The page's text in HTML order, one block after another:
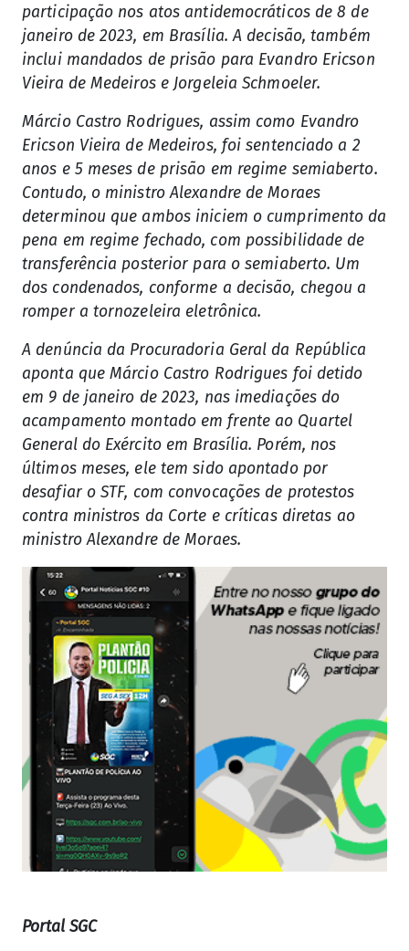
participação nos atos antidemocráticos de 8 de
janeiro de 2023, em Brasília. A decisão, também
inclui mandados de prisão para Evandro Ericson
Vieira de Medeiros e Jorgeleia Schmoeler.
Márcio Castro Rodrigues, assim como Evandro
Ericson Vieira de Medeiros, foi sentenciado a 2
anos e 5 meses de prisão em regime semiaberto.
Contudo, o ministro Alexandre de Moraes
determinou que ambos iniciem o cumprimento da
pena em regime fechado, com possibilidade de
transferência posterior para o semiaberto. Um
dos condenados, conforme a decisão, chegou a
romper a tornozeleira eletrônica.
A denúncia da Procuradoria Geral da República
aponta que Márcio Castro Rodrigues foi detido
em 9 de janeiro de 2023, nas imediações do
acampamento montado em frente ao Quartel
General do Exército em Brasília. Porém, nos
últimos meses, ele tem sido apontado por
desafiar o STF, com convocações de protestos
contra ministros da Corte e críticas diretas ao
ministro Alexandre de Moraes.
Portal SGC